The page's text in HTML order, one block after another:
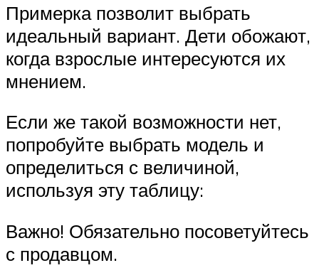
Примерка позволит выбрать
идеальный вариант. Дети обожают,
когда взрослые интересуются их
мнением.
Если же такой возможности нет,
попробуйте выбрать модель и
определиться с величиной,
используя эту таблицу:
Важно! Обязательно посоветуйтесь
с продавцом.